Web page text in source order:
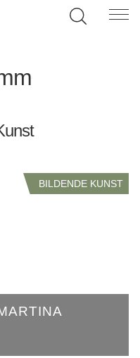
BILDENDE KUNST